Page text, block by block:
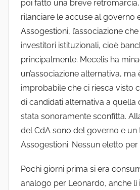
poi fatto una breve
rilanciare le accuse al governo
Assogestioni, l’associazione
investitori istituzionali, cioè
principalmente. Mecelis ha
un’associazione alternativa, ma
improbabile che ci riesca visto
di candidati alternativa a quella
stata sonoramente sconfitta.
del CdA sono del governo e un
Assogestioni. Nessun eletto per
Pochi giorni prima si era
analogo per Leonardo, anche lì